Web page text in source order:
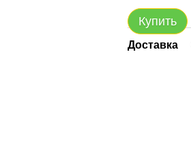
Купить
Доставка